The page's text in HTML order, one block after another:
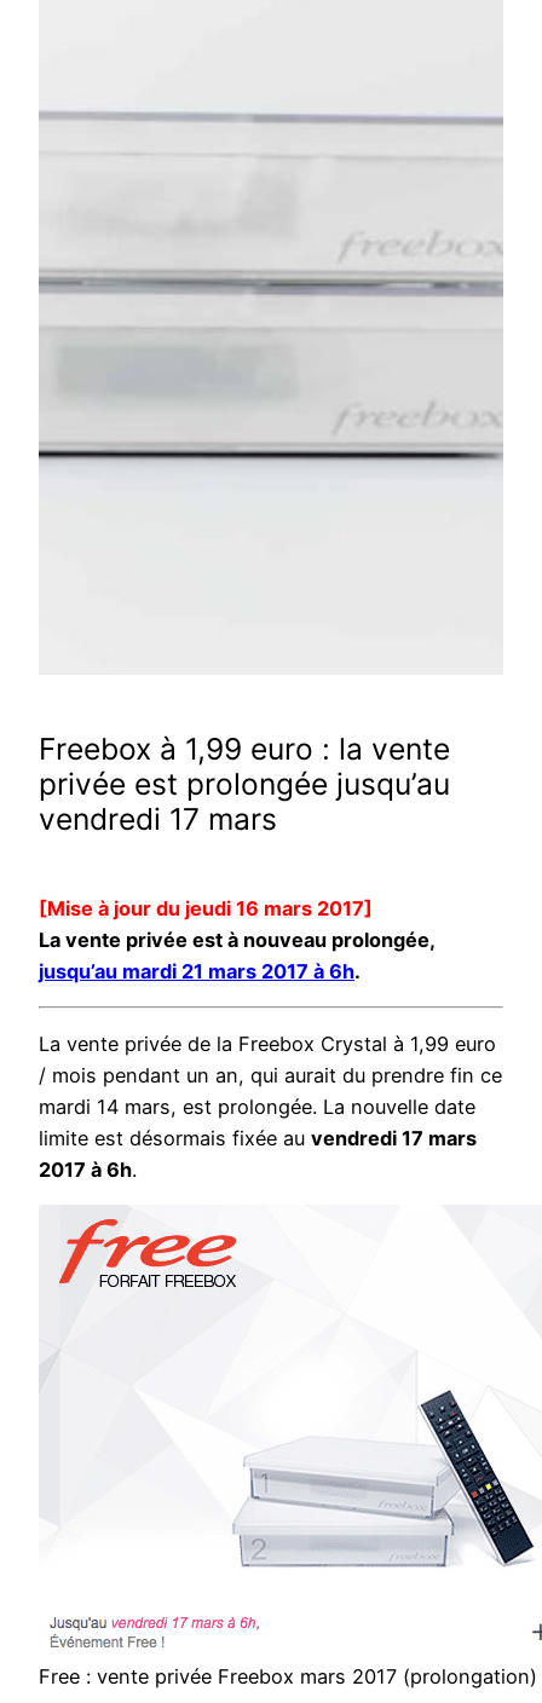
Freebox à 1,99 euro : la vente
privée est prolongée jusqu’au
vendredi 17 mars
[Mise à jour du jeudi 16 mars 2017]
La vente privée est à nouveau prolongée,
jusqu’au mardi 21 mars 2017 à 6h.
La vente privée de la Freebox Crystal à 1,99 euro
/ mois pendant un an, qui aurait du prendre fin ce
mardi 14 mars, est prolongée. La nouvelle date
limite est désormais fixée au vendredi 17 mars
2017 à 6h.
Free : vente privée Freebox mars 2017 (prolongation)